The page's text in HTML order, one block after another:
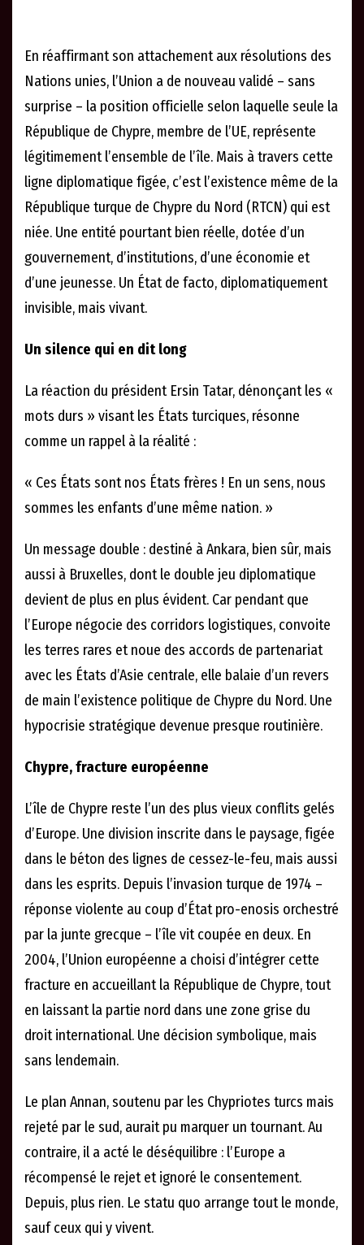
En réaffirmant son attachement aux résolutions des
Nations unies, l’Union a de nouveau validé – sans
surprise – la position officielle selon laquelle seule la
République de Chypre, membre de l’UE, représente
légitimement l’ensemble de l’île. Mais à travers cette
ligne diplomatique figée, c’est l’existence même de la
République turque de Chypre du Nord (RTCN) qui est
niée. Une entité pourtant bien réelle, dotée d’un
gouvernement, d’institutions, d’une économie et
d’une jeunesse. Un État de facto, diplomatiquement
invisible, mais vivant.
Un silence qui en dit long
La réaction du président Ersin Tatar, dénonçant les «
mots durs » visant les États turciques, résonne
comme un rappel à la réalité :
« Ces États sont nos États frères ! En un sens, nous
sommes les enfants d’une même nation. »
Un message double : destiné à Ankara, bien sûr, mais
aussi à Bruxelles, dont le double jeu diplomatique
devient de plus en plus évident. Car pendant que
l’Europe négocie des corridors logistiques, convoite
les terres rares et noue des accords de partenariat
avec les États d’Asie centrale, elle balaie d’un revers
de main l’existence politique de Chypre du Nord. Une
hypocrisie stratégique devenue presque routinière.
Chypre, fracture européenne
L’île de Chypre reste l’un des plus vieux conflits gelés
d’Europe. Une division inscrite dans le paysage, figée
dans le béton des lignes de cessez-le-feu, mais aussi
dans les esprits. Depuis l’invasion turque de 1974 –
réponse violente au coup d’État pro-enosis orchestré
par la junte grecque – l’île vit coupée en deux. En
2004, l’Union européenne a choisi d’intégrer cette
fracture en accueillant la République de Chypre, tout
en laissant la partie nord dans une zone grise du
droit international. Une décision symbolique, mais
sans lendemain.
Le plan Annan, soutenu par les Chypriotes turcs mais
rejeté par le sud, aurait pu marquer un tournant. Au
contraire, il a acté le déséquilibre : l’Europe a
récompensé le rejet et ignoré le consentement.
Depuis, plus rien. Le statu quo arrange tout le monde,
sauf ceux qui y vivent.